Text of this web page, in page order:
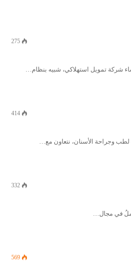
275
414
332
569